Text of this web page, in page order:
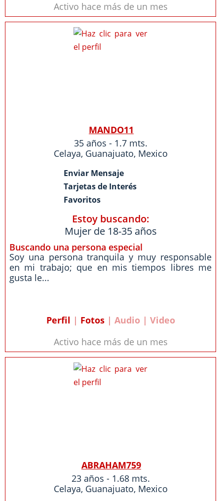
Activo hace más de un mes
MANDO11
35 años - 1.7 mts.
Celaya, Guanajuato, Mexico
Enviar Mensaje
Tarjetas de Interés
Favoritos
Estoy buscando:
Mujer de 18-35 años
Buscando una persona especial
Soy una persona tranquila y muy responsable
en mi trabajo; que en mis tiempos libres me
gusta le...
Perfil | Fotos| Audio | Video
Activo hace más de un mes
ABRAHAM759
23 años - 1.68 mts.
Celaya, Guanajuato, Mexico